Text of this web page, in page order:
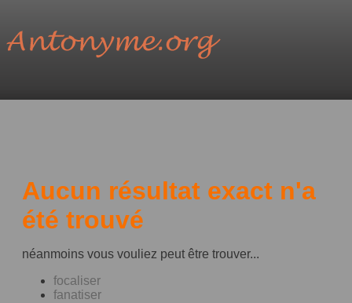
Aucun résultat exact n'a
été trouvé
néanmoins vous vouliez peut être trouver...
focaliser
fanatiser